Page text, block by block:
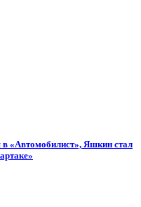
«Автомобилист», Яшкин стал